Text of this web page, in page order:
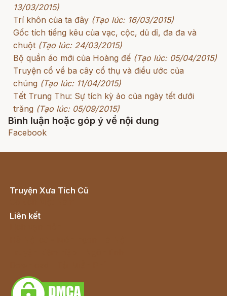
13/03/2015)
Trí khôn của ta đây (Tạo lúc: 16/03/2015)
Gốc tích tiếng kêu của vạc, cộc, dủ dỉ, đa đa và
chuột (Tạo lúc: 24/03/2015)
Bộ quần áo mới của Hoàng đế (Tạo lúc: 05/04/2015)
Truyện cổ về ba cây cổ thụ và điều ước của
chúng (Tạo lúc: 11/04/2015)
Tết Trung Thu: Sự tích kỳ ảo của ngày tết dưới
trăng (Tạo lúc: 05/09/2015)
Bình luận hoặc góp ý về nội dung
Facebook
Truyện Xưa Tích Cũ
Liên kết